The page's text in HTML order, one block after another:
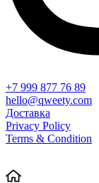
+7 999 877 76 89
hello@qweety.com
Доставка
Privacy Policy
Terms & Condition